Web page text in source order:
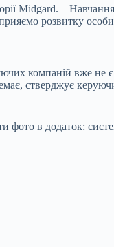
Midgard. –
розвитку
компаній вже не
стверджує
в додаток: